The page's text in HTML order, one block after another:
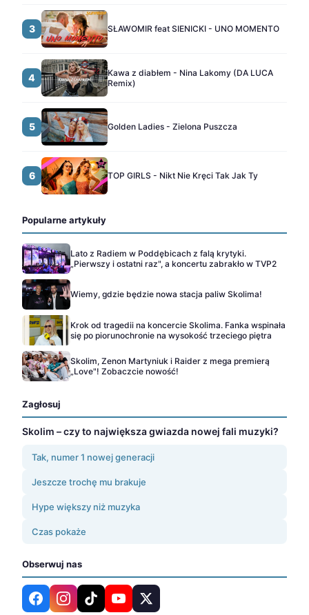
3 SŁAWOMIR feat SIENICKI - UNO MOMENTO
4
Kawa z diabłem - Nina Lakomy (DA LUCA
Remix)
5 Golden Ladies - Zielona Puszcza
6 TOP GIRLS - Nikt Nie Kręci Tak Jak Ty
Popularne artykuły
Lato z Radiem w Poddębicach z falą krytyki.
„Pierwszy i ostatni raz", a koncertu zabrakło w TVP2
Wiemy, gdzie będzie nowa stacja paliw Skolima!
Krok od tragedii na koncercie Skolima. Fanka wspinała
się po piorunochronie na wysokość trzeciego piętra
Skolim, Zenon Martyniuk i Raider z mega premierą
„Love"! Zobaczcie nowość!
Zagłosuj
Skolim – czy to największa gwiazda nowej fali muzyki?
Tak, numer 1 nowej generacji
Jeszcze trochę mu brakuje
Hype większy niż muzyka
Czas pokaże
Obserwuj nas